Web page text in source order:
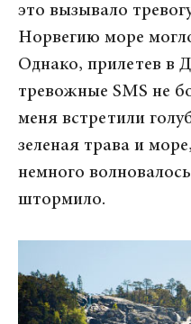
это вызывало
Норвегию море
Однако, прилетев в
тревожные SMS не
меня встретили
зеленая трава и
немного
штормило.